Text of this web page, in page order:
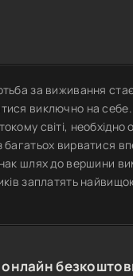
за виживання
виключно на
світі, необхідно
вирватися
шлях до вершини
заплатять